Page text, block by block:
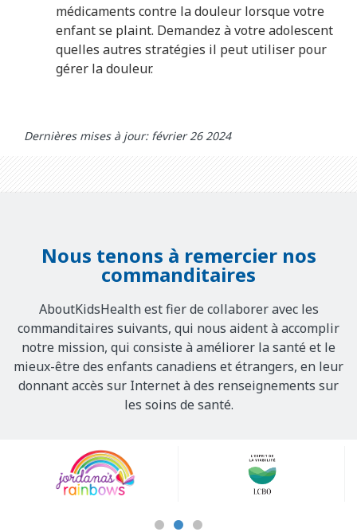
médicaments contre la douleur lorsque votre
enfant se plaint. Demandez à votre adolescent
quelles autres stratégies il peut utiliser pour
gérer la douleur.
Dernières mises à jour: février 26 2024
Nous tenons à remercier nos
commanditaires
AboutKidsHealth est fier de collaborer avec les
commanditaires suivants, qui nous aident à accomplir
notre mission, qui consiste à améliorer la santé et le
mieux-être des enfants canadiens et étrangers, en leur
donnant accès sur Internet à des renseignements sur
les soins de santé.
Sponsors